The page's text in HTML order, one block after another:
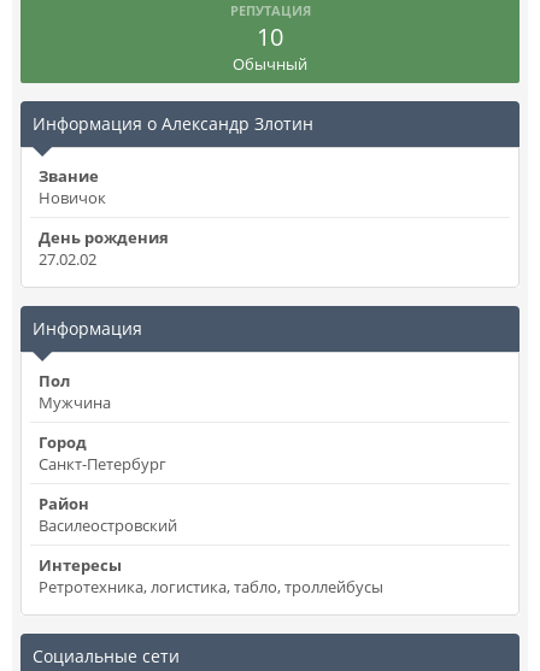
РЕПУТАЦИЯ
10
Обычный
Информация о Александр Злотин
Звание
Новичок
День рождения
27.02.02
Информация
Пол
Мужчина
Город
Санкт-Петербург
Район
Василеостровский
Интересы
Ретротехника, логистика, табло, троллейбусы
Социальные сети